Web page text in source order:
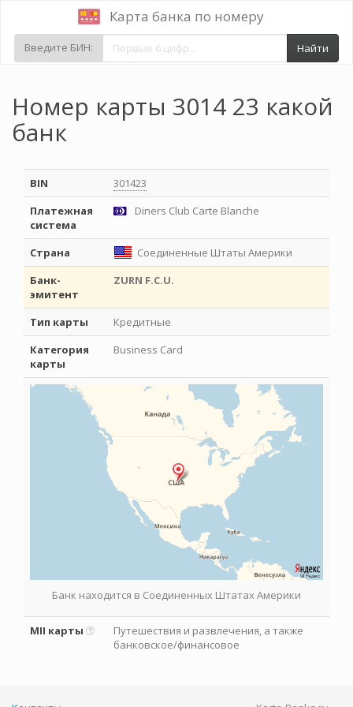
Карта банка по номеру
Введите БИН: Найти
Номер карты 3014 23 какой
банк
BIN
301423
Платежная
система
Diners Club Carte Blanche
Страна
Соединенные Штаты Америки
Банк-
эмитент
ZURN F.C.U.
Тип карты
Кредитные
Категория
карты
Business Card
Банк находится в Соединенных Штатах Америки
MII карты
Путешествия и развлечения, а также
банковское/финансовое